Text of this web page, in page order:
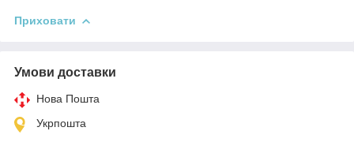
Приховати
Умови доставки
Нова Пошта
Укрпошта